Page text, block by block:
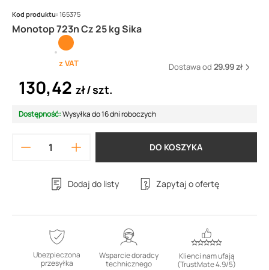
Monotop 723n Cz 25 kg Sika
Kod produktu: 165375
z VAT Dostawa od 29.99 zł
130,42 zł szt.
Dostępność:Wysyłka do 16 dni roboczych
DO KOSZYKA
Dodaj do listy Zapytaj o ofertę
Ubezpieczona
przesyłka
Wsparcie doradcy
technicznego
Klienci nam ufają
(TrustMate 4.9/5)